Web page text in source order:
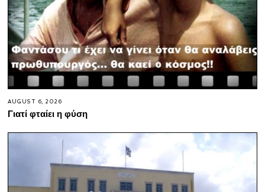
AUGUST 6, 2026
Γιατί φταίει η φύση